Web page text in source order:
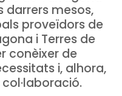
darrers mesos,
proveïdors de
i Terres de
conèixer de
i, alhora,